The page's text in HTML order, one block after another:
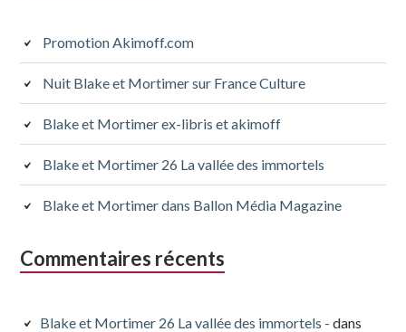
subsidiaire
Promotion Akimoff.com
Nuit Blake et Mortimer sur France Culture
Blake et Mortimer ex-libris et akimoff
Blake et Mortimer 26 La vallée des immortels
Blake et Mortimer dans Ballon Média Magazine
Commentaires récents
Blake et Mortimer 26 La vallée des immortels - dans